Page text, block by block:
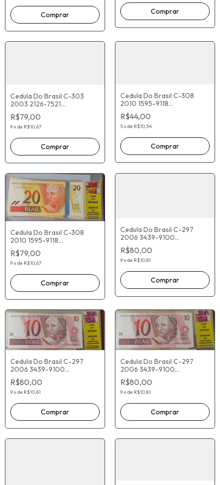
Cedula Do Brasil C-303
2003 2126-7521
A6785036068A Antônio
Palocci Henrique Meirelles
R$79,00
9xde R$10,67
Cedula Do Brasil C-308
2010 1595-9118
C7421004950A Guido
Mantega Alexandre Tombini
R$44,00
5xde R$10,54
Cedula Do Brasil C-308
2010 1595-9118
C7807047026A Guido
Mantega Alexandre Tombini
R$79,00
9xde R$10,67
Cedula Do Brasil C-297
2006 3439-9100
D5406059332C Guido
Mantega Henrique Meirelles
R$80,00
9xde R$10,81
Cedula Do Brasil C-297
2006 3439-9100
D6578081368C Guido
Mantega Henrique Meirelles
R$80,00
9xde R$10,81
Cedula Do Brasil C-297
2006 3439-9100
D6584084184C Guido
Mantega Henrique Meirelles
R$80,00
9xde R$10,81